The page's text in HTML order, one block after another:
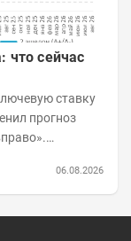
что сейчас
ставку
прогноз
06.08.2026